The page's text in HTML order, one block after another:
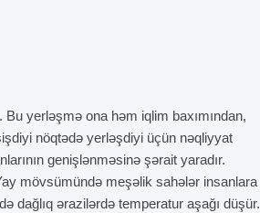
yerləşmə ona həm iqlim baxımından,
nöqtədə yerləşdiyi üçün nəqliyyat
genişlənməsinə şərait yaradır.
mövsümündə meşəlik sahələr insanlara
dağlıq ərazilərdə temperatur aşağı düşür.